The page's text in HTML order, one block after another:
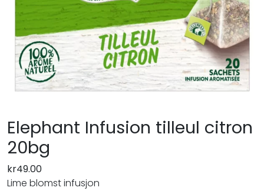
Elephant Infusion tilleul citron
20bg
kr49.00
Lime blomst infusjon